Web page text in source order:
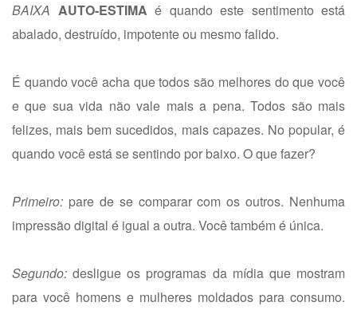
BAIXA AUTO-ESTIMA é quando este sentimento está
abalado, destruído, impotente ou mesmo falido.
É quando você acha que todos são melhores do que você
e que sua vida não vale mais a pena. Todos são mais
felizes, mais bem sucedidos, mais capazes. No popular, é
quando você está se sentindo por baixo. O que fazer?
Primeiro: pare de se comparar com os outros. Nenhuma
impressão digital é igual a outra. Você também é única.
Segundo: desligue os programas da mídia que mostram
para você homens e mulheres moldados para consumo.